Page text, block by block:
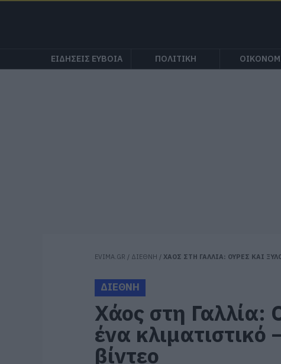
ΕΙΔΗΣΕΙΣ ΕΥΒΟΙΑ ΠΟΛΙΤΙΚΗ
EVIMA.GR / ΔΙΕΘΝΗ / ΧΑΟΣ ΣΤΗ ΓΑΛΛΙΑ: ΟΥΡΕΣ ΚΑΙ
ΔΙΕΘΝΗ
Χάος στη Γαλλία:
ένα κλιματιστικό
βίντεο